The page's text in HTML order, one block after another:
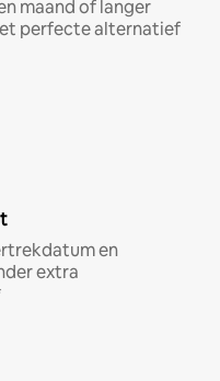
maand of langer
perfecte alternatief
en
extra